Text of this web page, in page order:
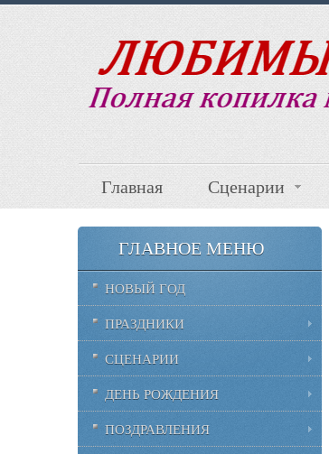
Главная Сценарии
ГЛАВНОЕ МЕНЮ
НОВЫЙ ГОД
ПРАЗДНИКИ
СЦЕНАРИИ
ДЕНЬ РОЖДЕНИЯ
ПОЗДРАВЛЕНИЯ